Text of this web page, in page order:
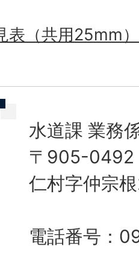
表（共用25mm
水道課 業務
〒905-0492
仁村字仲宗
電話番号：